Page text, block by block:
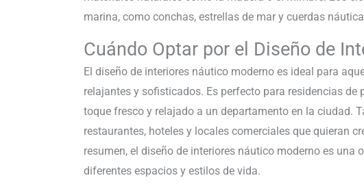
marina, como conchas, estrellas de mar y cuerdas
Cuándo Optar por el Diseño de
El diseño de interiores náutico moderno es ideal para
relajantes y sofisticados. Es perfecto para residencias
toque fresco y relajado a un departamento en la ciudad.
restaurantes, hoteles y locales comerciales que quieran
resumen, el diseño de interiores náutico moderno es una
diferentes espacios y estilos de vida.